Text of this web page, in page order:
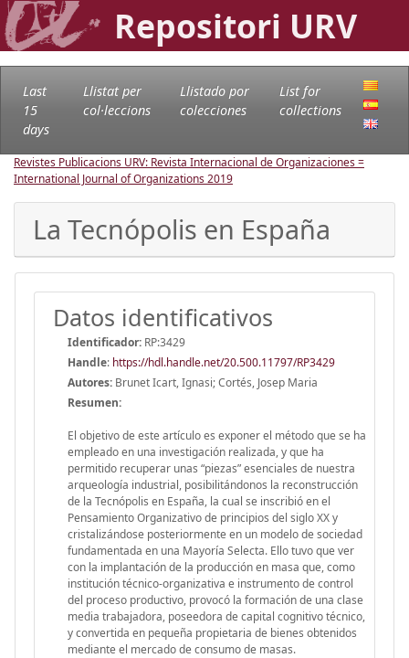
Repositori URV
Last
15
days
Llistat per
col·leccions
Llistado por
colecciones
List for
collections
Revistes Publicacions URV: Revista Internacional de Organizaciones =
International Journal of Organizations2019
La Tecnópolis en España
Datos identificativos
Identificador: RP:3429
Handle: https://hdl.handle.net/20.500.11797/RP3429
Autores: Brunet Icart, Ignasi; Cortés, Josep Maria
Resumen:
El objetivo de este artículo es exponer el método que se ha
empleado en una investigación realizada, y que ha
permitido recuperar unas “piezas” esenciales de nuestra
arqueología industrial, posibilitándonos la reconstrucción
de la Tecnópolis en España, la cual se inscribió en el
Pensamiento Organizativo de principios del siglo XX y
cristalizándose posteriormente en un modelo de sociedad
fundamentada en una Mayoría Selecta. Ello tuvo que ver
con la implantación de la producción en masa que, como
institución técnico-organizativa e instrumento de control
del proceso productivo, provocó la formación de una clase
media trabajadora, poseedora de capital cognitivo técnico,
y convertida en pequeña propietaria de bienes obtenidos
mediante el mercado de consumo de masas.